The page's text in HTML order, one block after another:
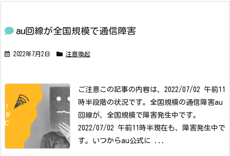
au回線が全国規模で通信障害
2022年7月2日 注意喚起
ご注意この記事の内容は、2022/07/02 午前11
時半段階の状況です。 全国規模の通信障害au
回線が、全国規模で障害発生中です。
2022/07/02 午前11時半現在も、障害発生中で
す。 いつからau公式に ...